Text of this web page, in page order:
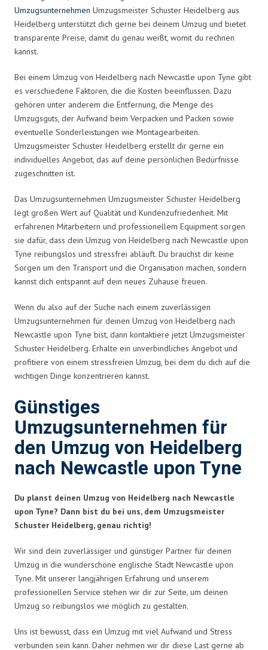
Umzugsunternehmen Umzugsmeister Schuster Heidelberg aus
Heidelberg unterstützt dich gerne bei deinem Umzug und bietet
transparente Preise, damit du genau weißt, womit du rechnen
kannst.
Bei einem Umzug von Heidelberg nach Newcastle upon Tyne gibt
es verschiedene Faktoren, die die Kosten beeinflussen. Dazu
gehören unter anderem die Entfernung, die Menge des
Umzugsguts, der Aufwand beim Verpacken und Packen sowie
eventuelle Sonderleistungen wie Montagearbeiten.
Umzugsmeister Schuster Heidelberg erstellt dir gerne ein
individuelles Angebot, das auf deine persönlichen Bedürfnisse
zugeschnitten ist.
Das Umzugsunternehmen Umzugsmeister Schuster Heidelberg
legt großen Wert auf Qualität und Kundenzufriedenheit. Mit
erfahrenen Mitarbeitern und professionellem Equipment sorgen
sie dafür, dass dein Umzug von Heidelberg nach Newcastle upon
Tyne reibungslos und stressfrei abläuft. Du brauchst dir keine
Sorgen um den Transport und die Organisation machen, sondern
kannst dich entspannt auf dein neues Zuhause freuen.
Wenn du also auf der Suche nach einem zuverlässigen
Umzugsunternehmen für deinen Umzug von Heidelberg nach
Newcastle upon Tyne bist, dann kontaktiere jetzt Umzugsmeister
Schuster Heidelberg. Erhalte ein unverbindliches Angebot und
profitiere von einem stressfreien Umzug, bei dem du dich auf die
wichtigen Dinge konzentrieren kannst.
Günstiges
Umzugsunternehmen für
den Umzug von Heidelberg
nach Newcastle upon Tyne
Du planst deinen Umzug von Heidelberg nach Newcastle
upon Tyne? Dann bist du bei uns, dem Umzugsmeister
Schuster Heidelberg, genau richtig!
Wir sind dein zuverlässiger und günstiger Partner für deinen
Umzug in die wunderschöne englische Stadt Newcastle upon
Tyne. Mit unserer langjährigen Erfahrung und unserem
professionellen Service stehen wir dir zur Seite, um deinen
Umzug so reibungslos wie möglich zu gestalten.
Uns ist bewusst, dass ein Umzug mit viel Aufwand und Stress
verbunden sein kann. Daher nehmen wir dir diese Last gerne ab